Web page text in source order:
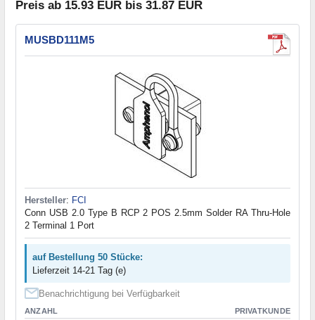
Preis ab 15.93 EUR bis 31.87 EUR
MUSBD111M5
Hersteller: FCI
Conn USB 2.0 Type B RCP 2 POS 2.5mm Solder RA Thru-Hole
2 Terminal 1 Port
auf Bestellung 50 Stücke:
Lieferzeit 14-21 Tag (e)
Benachrichtigung bei Verfügbarkeit
ANZAHL PRIVATKUNDE